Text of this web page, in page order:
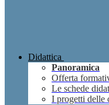
Didattica
Panoramica
Offerta
Le schede
I progetti delle